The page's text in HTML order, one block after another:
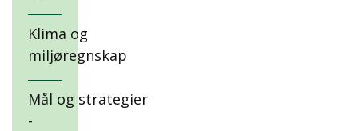
Klima og
miljøregnskap
Mål og strategier
-